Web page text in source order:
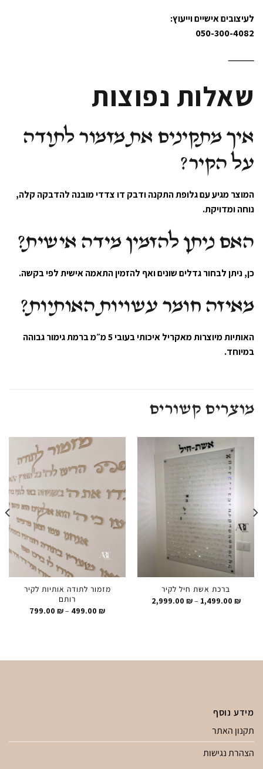
לעיצובים אישיים וייעוץ:
050-300-4082
⸻
שאלות נפוצות
איך מתקינים את מזמור לתודה
על הקיר?
המוצר מגיע עם גלופת התקנה ודבק דו צדדי מובנה להדבקה קלה,
נוחה ומדויקת.
האם ניתן להזמין מידה אישית?
כן, ניתן לבחור גדלים שונים ואף להזמין התאמה אישית לפי בקשה.
מאיזה חומר עשויות האותיות?
האותיות מיוצרות מאקריל איכותי בעובי 5 מ״מ ברמת גימור גבוהה
במיוחד.
מוצרים קשורים
ברכת אשת חיל לקיר
1,499.00 ₪
–
2,999.00 ₪
מזמור לתודה אותיות לקיר
רותם
499.00 ₪
–
799.00 ₪
מידע נוסף
תקנון האתר
הצהרת נגישות